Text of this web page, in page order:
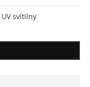
svítilny